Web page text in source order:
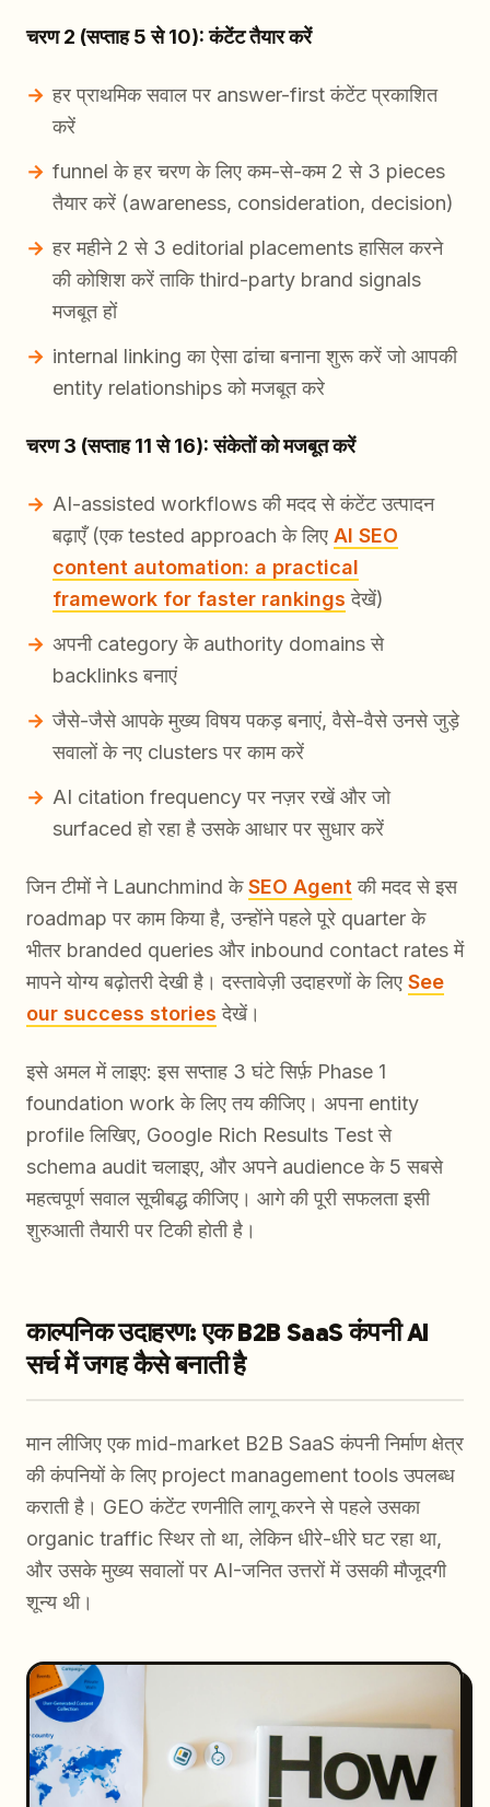
चरण 2 (सप्ताह 5 से 10): कंटेंट तैयार करें
हर प्राथमिक सवाल पर answer-first कंटेंट प्रकाशित
करें
funnel के हर चरण के लिए कम-से-कम 2 से 3 pieces
तैयार करें (awareness, consideration, decision)
हर महीने 2 से 3 editorial placements हासिल करने
की कोशिश करें ताकि third-party brand signals
मजबूत हों
internal linking का ऐसा ढांचा बनाना शुरू करें जो आपकी
entity relationships को मजबूत करे
चरण 3 (सप्ताह 11 से 16): संकेतों को मजबूत करें
AI-assisted workflows की मदद से कंटेंट उत्पादन
बढ़ाएँ (एक tested approach के लिए AI SEO
content automation: a practical
framework for faster rankings देखें)
अपनी category के authority domains से
backlinks बनाएं
जैसे-जैसे आपके मुख्य विषय पकड़ बनाएं, वैसे-वैसे उनसे जुड़े
सवालों के नए clusters पर काम करें
AI citation frequency पर नज़र रखें और जो
surfaced हो रहा है उसके आधार पर सुधार करें
जिन टीमों ने Launchmind केSEO Agent की मदद से इस
roadmap पर काम किया है, उन्होंने पहले पूरे quarter के
भीतर branded queries और inbound contact rates में
मापने योग्य बढ़ोतरी देखी है। दस्तावेज़ी उदाहरणों के लिए See
our success stories देखें।
इसे अमल में लाइए: इस सप्ताह 3 घंटे सिर्फ़ Phase 1
foundation work के लिए तय कीजिए। अपना entity
profile लिखिए, Google Rich Results Test से
schema audit चलाइए, और अपने audience के 5 सबसे
महत्वपूर्ण सवाल सूचीबद्ध कीजिए। आगे की पूरी सफलता इसी
शुरुआती तैयारी पर टिकी होती है।
काल्पनिक उदाहरण: एक B2B SaaS कंपनी AI
सर्च में जगह कैसे बनाती है
मान लीजिए एक mid-market B2B SaaS कंपनी निर्माण क्षेत्र
की कंपनियों के लिए project management tools उपलब्ध
कराती है। GEO कंटेंट रणनीति लागू करने से पहले उसका
organic traffic स्थिर तो था, लेकिन धीरे-धीरे घट रहा था,
और उसके मुख्य सवालों पर AI-जनित उत्तरों में उसकी मौजूदगी
शून्य थी।